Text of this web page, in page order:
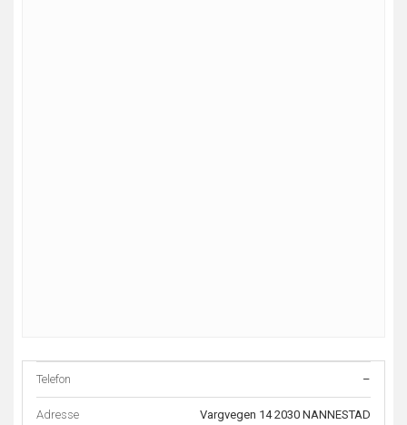
Telefon –
Adresse Vargvegen 14 2030 NANNESTAD